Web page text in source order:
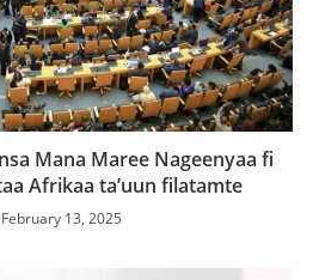
Mana Maree Nageenyaa fi
Afrikaa ta’uun filatamte
February 13, 2025